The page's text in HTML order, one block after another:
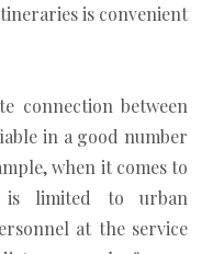
is convenient
connection between
in a good number
when it comes to
is limited to urban
at the service